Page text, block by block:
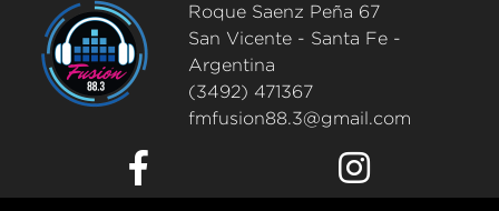
Roque Saenz Peña 67
San Vicente - Santa Fe -
Argentina
(3492) 471367
fmfusion88.3@gmail.com